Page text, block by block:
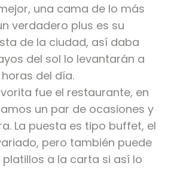
una cama de lo más
verdadero plus es su
de la ciudad, así daba
del sol lo levantarán a
del día.
fue el restaurante, en
un par de ocasiones y
La puesta es tipo buffet, el
pero también puede
a la carta si así lo